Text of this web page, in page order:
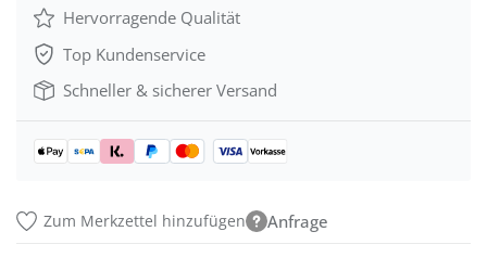
Hervorragende Qualität
Top Kundenservice
Schneller & sicherer Versand
Zum Merkzettel hinzufügen Anfrage